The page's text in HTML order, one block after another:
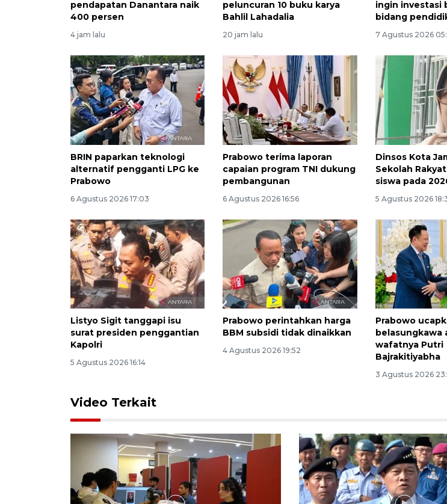
pendapatan Danantara naik
400 persen
4 jam lalu
peluncuran 10 buku karya
Bahlil Lahadalia
20 jam lalu
ingin investasi
bidang
7 Agustus 2026
BRIN paparkan teknologi
alternatif pengganti LPG ke
Prabowo
6 Agustus 2026 17:03
Prabowo terima laporan
capaian program TNI dukung
pembangunan
6 Agustus 2026 16:56
Dinsos Kota
Sekolah
siswa pada
5 Agustus 2026
Listyo Sigit tanggapi isu
surat presiden penggantian
Kapolri
5 Agustus 2026 16:14
Prabowo perintahkan harga
BBM subsidi tidak dinaikkan
4 Agustus 2026 19:52
Prabowo
belasungkawa
wafatnya Putri
Bajrakitiyabha
3 Agustus 2026
Video Terkait